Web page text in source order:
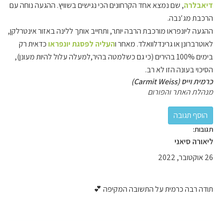
דיאבלרה, שם נמצא אחד הקרחונים הכי נגישים בשוויץ. ההגעה נוחה עם
הרכבת מג′נבה.
ההגעה ליונפראו מורכבת הרבה יותר, ותחייב אותך ללינה באזור אינטרלקן,
לאוטרברונן או גרינדלוואלד. מאחר והעליה לפסגת יונפראו כדאית רק
בימים 100% בהירים (כי גם כשלמטה בהיר,למעלה עלול להיות מעונן),
הסיכוי בעונה הזו לא רב.
כרמית וייס (Carmit Weiss)
מנהלת האתר והפורום
תגובות:
ליאורה סיאני
26 אוקטובר, 2022
תודה רבה כרמית על התשובה המקיפה 💕